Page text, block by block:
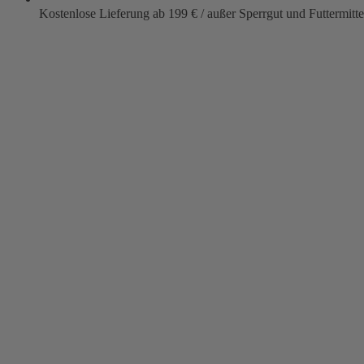
Kostenlose Lieferung ab 199 € / außer Sperrgut und